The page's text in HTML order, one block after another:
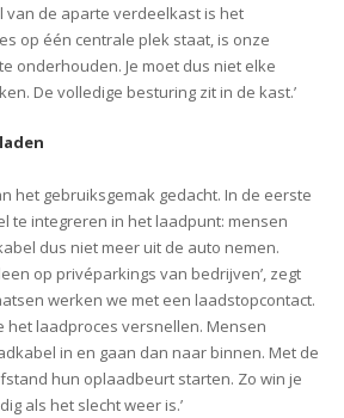
van de aparte verdeelkast is het
op één centrale plek staat, is onze
onderhouden. Je moet dus niet elke
De volledige besturing zit in de kast.’
het gebruiksgemak gedacht. In de eerste
te integreren in het laadpunt: mensen
dus niet meer uit de auto nemen.
op privéparkings van bedrijven’, zegt
werken we met een laadstopcontact.
het laadproces versnellen. Mensen
in en gaan dan naar binnen. Met de
hun oplaadbeurt starten. Zo win je
als het slecht weer is.’